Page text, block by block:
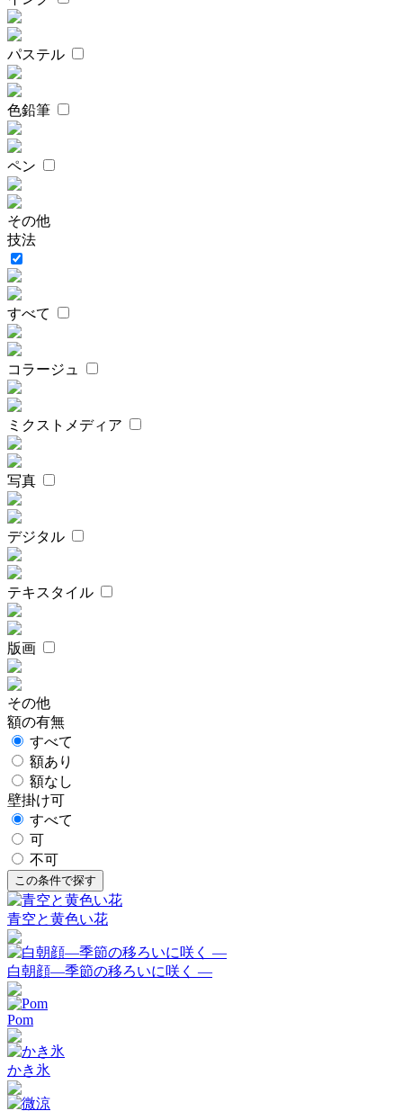
パステル
色鉛筆
ペン
その他
技法
すべて
コラージュ
ミクストメディア
写真
デジタル
テキスタイル
版画
その他
額の有無
すべて
額あり
額なし
壁掛け可
すべて
可
不可
青空と黄色い花
白朝顔―季節の移ろいに咲く ―
Pom
かき氷